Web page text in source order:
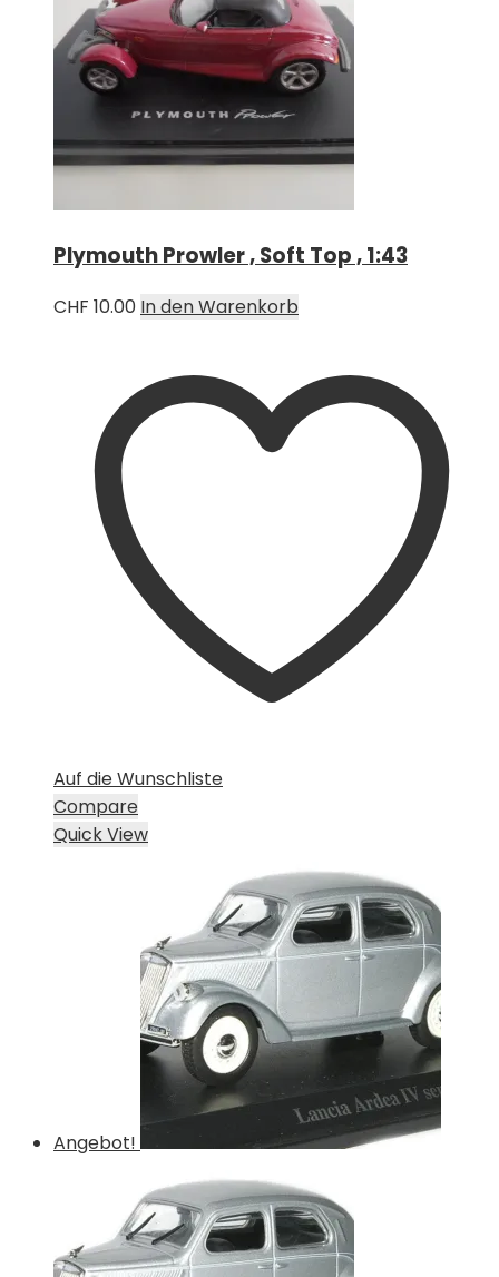
Plymouth Prowler , Soft Top , 1:43
CHF 10.00 In den Warenkorb
Auf die Wunschliste
Compare
Quick View
Angebot!